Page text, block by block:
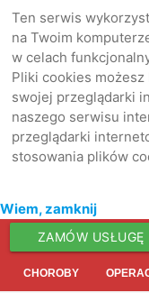
Ten serwis
na Twoim
w celach
Pliki cookies
swojej przeglądarki
naszego serwisu
przeglądarki
stosowania plików
Wiem, zamknij
ZAMÓW USŁUGĘ
CHOROBY